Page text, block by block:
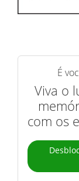
É
Viva o
com os